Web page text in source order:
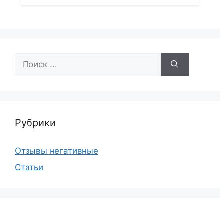
Рубрики
Отзывы негативные
Статьи